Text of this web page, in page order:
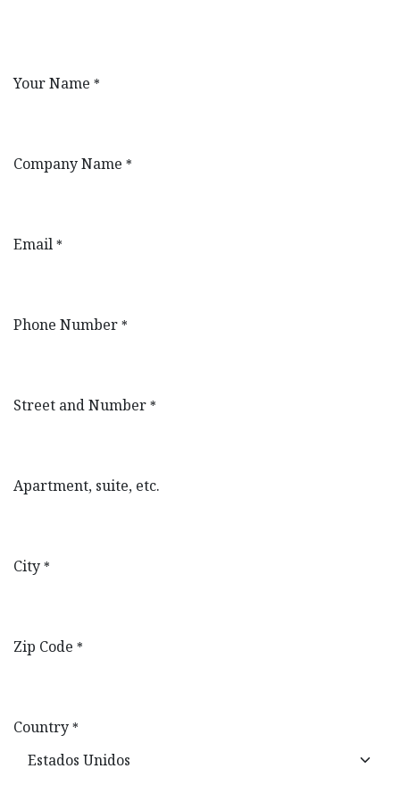
Your Name *
Company Name *
Email *
Phone Number *
Street and Number *
Apartment, suite, etc.
City *
Zip Code *
Country *